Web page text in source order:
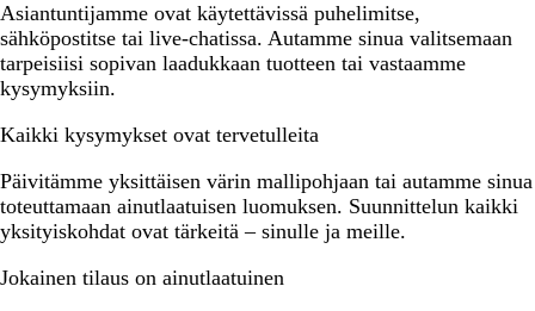
Asiantuntijamme ovat käytettävissä puhelimitse,
sähköpostitse tai live-chatissa. Autamme sinua valitsemaan
tarpeisiisi sopivan laadukkaan tuotteen tai vastaamme
kysymyksiin.
Kaikki kysymykset ovat tervetulleita
Päivitämme yksittäisen värin mallipohjaan tai autamme sinua
toteuttamaan ainutlaatuisen luomuksen. Suunnittelun kaikki
yksityiskohdat ovat tärkeitä – sinulle ja meille.
Jokainen tilaus on ainutlaatuinen